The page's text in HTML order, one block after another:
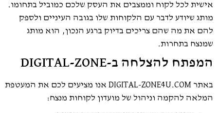
אישית לכל לקוח וממצבים את העסק שלכם כמוביל בתחומו.
מותג שיודע לדבר עם הלקוחות שלו בגובה העיניים ולספק
להם את מה שהם צריכים בדיוק ברגע הנכון, הוא מותג
שמנצח בתחרות.
המפתח להצלחה ב-DIGITAL-ZONE
באתר DIGITAL-ZONE4U.COM אנו מציעים לכם את המעטפת
המלאה להקמה וניהול של מועדון לקוחות מנצח: